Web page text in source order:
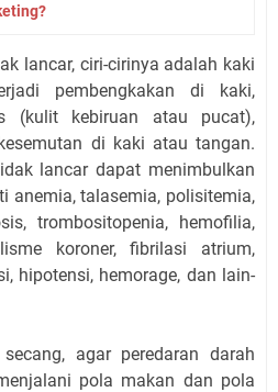
lancar, ciri-cirinya adalah kaki
pembengkakan di kaki,
(kulit kebiruan atau pucat),
di kaki atau tangan.
lancar dapat menimbulkan
anemia, talasemia, polisitemia,
trombositopenia, hemofilia,
koroner, fibrilasi atrium,
hipotensi, hemorage, dan lain-
agar peredaran darah
pola makan dan pola